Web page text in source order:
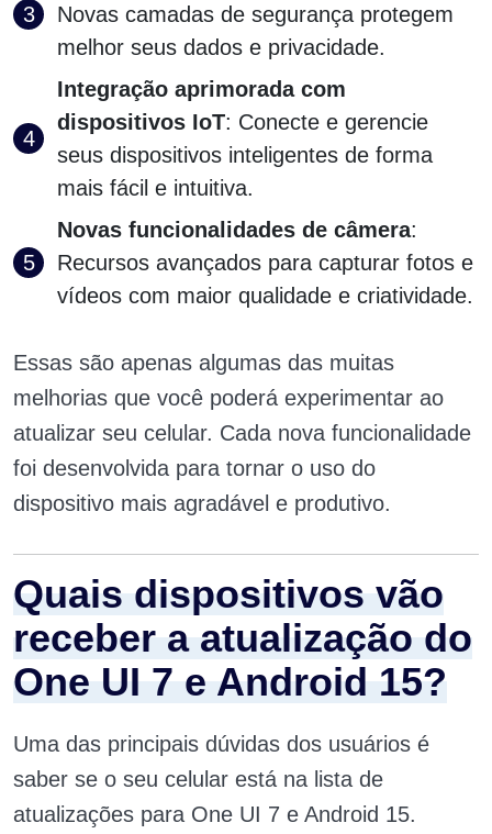
Novas camadas de segurança protegem
melhor seus dados e privacidade.
Integração aprimorada com
dispositivos IoT: Conecte e gerencie
seus dispositivos inteligentes de forma
mais fácil e intuitiva.
Novas funcionalidades de câmera:
Recursos avançados para capturar fotos e
vídeos com maior qualidade e criatividade.
Essas são apenas algumas das muitas
melhorias que você poderá experimentar ao
atualizar seu celular. Cada nova funcionalidade
foi desenvolvida para tornar o uso do
dispositivo mais agradável e produtivo.
Quais dispositivos vão
receber a atualização do
One UI 7 e Android 15?
Uma das principais dúvidas dos usuários é
saber se o seu celular está na lista de
atualizações para One UI 7 e Android 15.